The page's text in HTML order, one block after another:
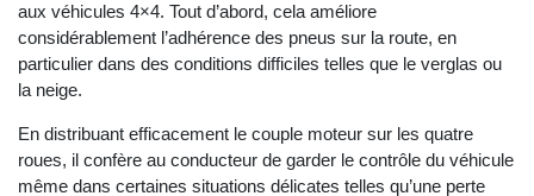
aux véhicules 4×4. Tout d’abord, cela améliore
considérablement l’adhérence des pneus sur la route, en
particulier dans des conditions difficiles telles que le verglas ou
la neige.
En distribuant efficacement le couple moteur sur les quatre
roues, il confère au conducteur de garder le contrôle du véhicule
même dans certaines situations délicates telles qu’une perte